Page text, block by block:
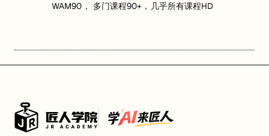
WAM90， 多门课程90+，几乎所有课程HD